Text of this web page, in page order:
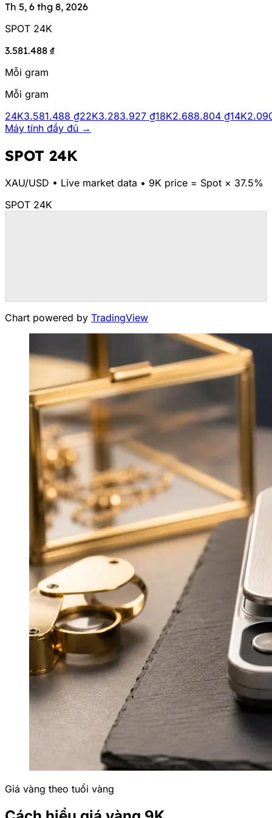
Th 5, 6 thg 8, 2026
SPOT 24K
3.581.488 ₫
Mỗi gram
Mỗi gram
24K3.581.488 ₫22K3.283.927 ₫18K2.688.804 ₫14K
Máy tính đầy đủ →
SPOT 24K
XAU/USD • Live market data • 9K price = Spot × 37.5%
SPOT 24K
Chart powered by TradingView
Giá vàng theo tuổi vàng